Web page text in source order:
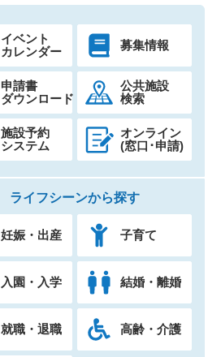
イベント
カレンダー
募集情報
申請書
ダウンロード
公共施設
検索
施設予約
システム
オンライン
(窓口･申請)
ライフシーンから探す
妊娠・出産 子育て
入園・入学 結婚・離婚
就職・退職 高齢・介護